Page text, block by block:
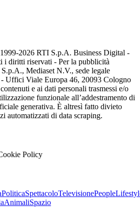
2026 RTI S.p.A. Business Digital -
i diritti riservati - Per la pubblicità
Mediaset N.V., sede legale
- Uffici Viale Europa 46, 20093 Cologno
e ai dati personali trasmessi e/o
funzionale all’addestramento di
generativa. È altresì fatto divieto
automatizzati di data scraping.
Policy
PoliticaSpettacoloTelevisionePeople
AnimaliSpazio